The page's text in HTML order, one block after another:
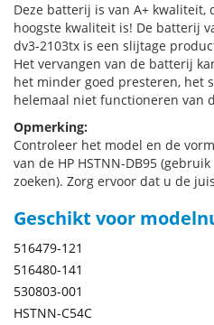
Deze batterij is van A+
hoogste kwaliteit is! De batterij
dv3-2103tx is een slijtage
Het vervangen van de batterij
het minder goed presteren, het
helemaal niet functioneren van
Opmerking:
Controleer het model en de
van de HP HSTNN-DB95
zoeken). Zorg ervoor dat u de
Geschikt voor
516479-121
516480-141
530803-001
HSTNN-C54C